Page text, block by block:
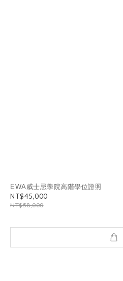
EWA威士忌學院高階學位證照
NT$45,000
NT$58,000